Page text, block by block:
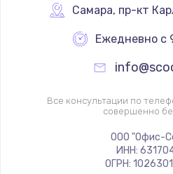
Замена
700
Замена
Самара, пр-кт
Ежедневно с
Все консультации по
совершенно
ООО "Офис-
ИНН:
ОГРН: